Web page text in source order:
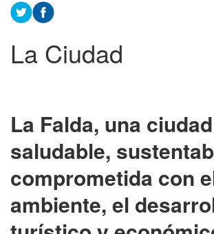
La Ciudad
La Falda, una ciudad
saludable,
comprometida con
ambiente, el